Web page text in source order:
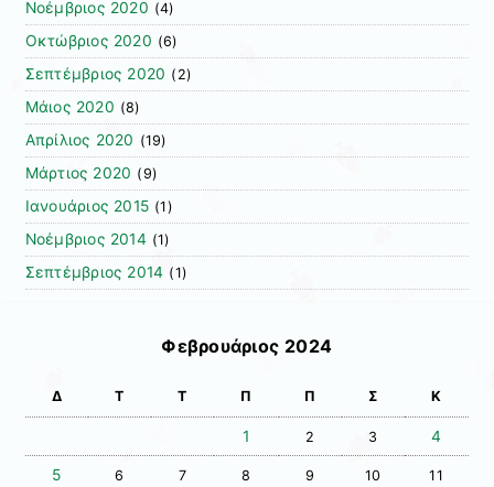
Νοέμβριος 2020 (4)
Οκτώβριος 2020 (6)
Σεπτέμβριος 2020 (2)
Μάιος 2020 (8)
Απρίλιος 2020 (19)
Μάρτιος 2020 (9)
Ιανουάριος 2015 (1)
Νοέμβριος 2014 (1)
Σεπτέμβριος 2014 (1)
Φεβρουάριος 2024
Δ Τ Τ Π Π Σ Κ
1 2 3 4
5 6 7 8 9 10 11